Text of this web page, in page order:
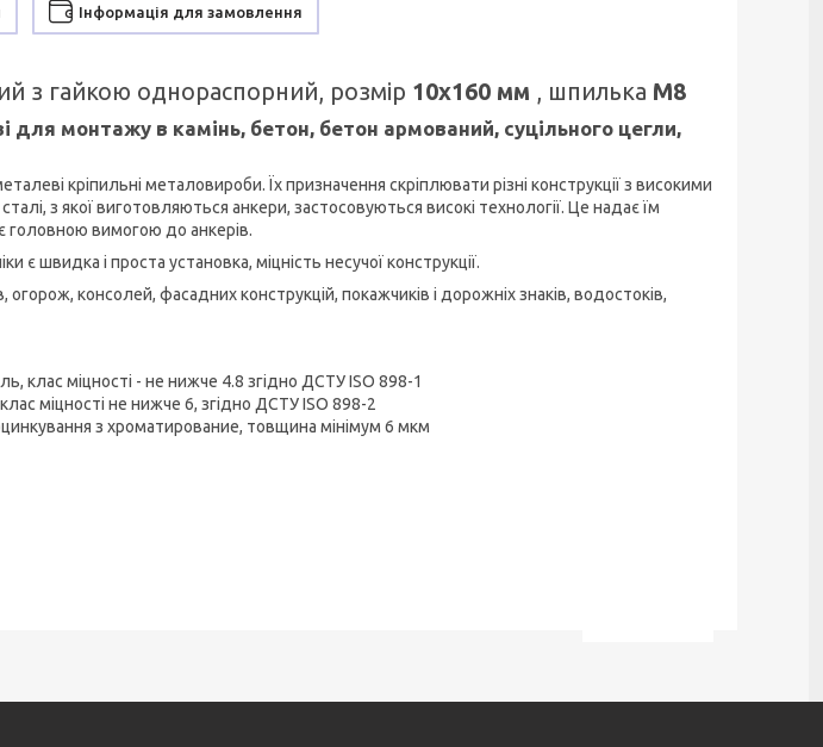
Інформація для замовлення
з гайкою однораспорний, розмір 10х160 мм , шпилька М8
для монтажу в камінь, бетон, бетон армований, суцільного цегли,
кріпильні металовироби. Їх призначення скріплювати різні конструкції з високими
з якої виготовляються анкери, застосовуються високі технології. Це надає їм
є головною вимогою до анкерів.
є швидка і проста установка, міцність несучої конструкції.
огорож, консолей, фасадних конструкцій, покажчиків і дорожніх знаків, водостоків,
клас міцності - не нижче 4.8 згідно ДСТУ ISO 898-1
міцності не нижче 6, згідно ДСТУ ISO 898-2
з хроматирование, товщина мінімум 6 мкм